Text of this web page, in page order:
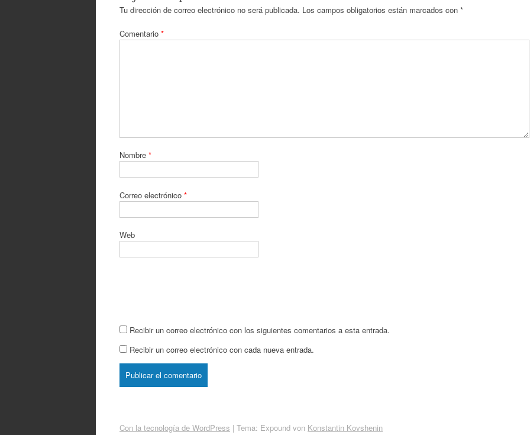
Tu dirección de correo electrónico no será publicada. Los campos obligatorios están marcados con *
Comentario *
Nombre *
Correo electrónico *
Web
Recibir un correo electrónico con los siguientes comentarios a esta entrada.
Recibir un correo electrónico con cada nueva entrada.
Con la tecnología de WordPress | Tema: Expound von Konstantin Kovshenin